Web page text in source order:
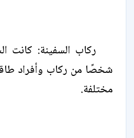
مختلفة.